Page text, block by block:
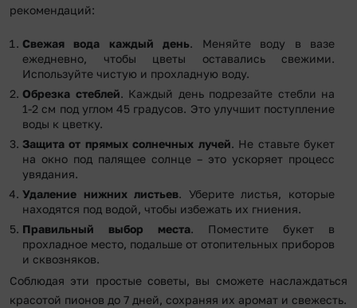
рекомендаций:
Свежая вода каждый день. Меняйте воду в вазе
ежедневно, чтобы цветы оставались свежими.
Используйте чистую и прохладную воду.
Обрезка стеблей. Каждый день подрезайте стебли на
1-2 см под углом 45 градусов. Это улучшит поступление
воды к цветку.
Защита от прямых солнечных лучей. Не ставьте букет
на окно под палящее солнце – это ускоряет процесс
увядания.
Удаление нижних листьев. Уберите листья, которые
находятся под водой, чтобы избежать их гниения.
Правильный выбор места. Поместите букет в
прохладное место, подальше от отопительных приборов
и сквозняков.
Соблюдая эти простые советы, вы сможете наслаждаться
красотой пионов до 7 дней, сохраняя их аромат и свежесть.